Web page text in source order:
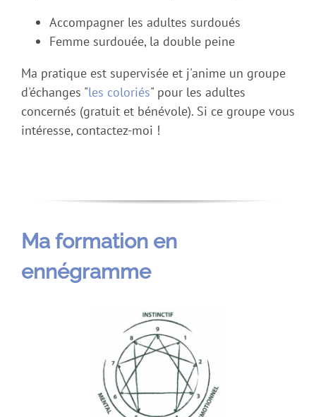
Accompagner les adultes surdoués
Femme surdouée, la double peine
Ma pratique est supervisée et j'anime un groupe
d'échanges "les coloriés" pour les adultes
concernés (gratuit et bénévole). Si ce groupe vous
intéresse, contactez-moi !
Ma formation en
ennégramme